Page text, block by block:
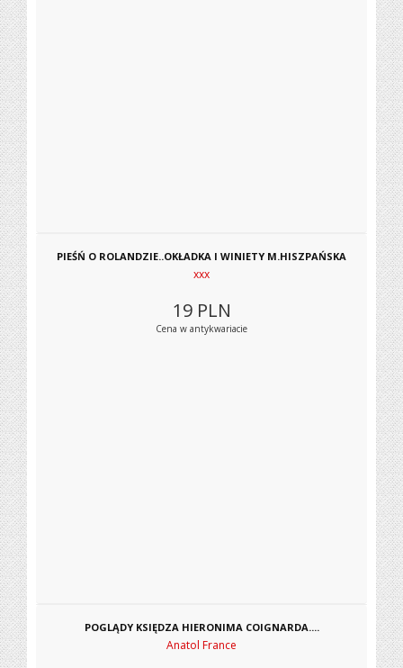
PIEŚŃ O ROLANDZIE..OKŁADKA I WINIETY M.HISZPAŃSKA
xxx
19 PLN
Cena w antykwariacie
POGLĄDY KSIĘDZA HIERONIMA COIGNARDA....
Anatol France